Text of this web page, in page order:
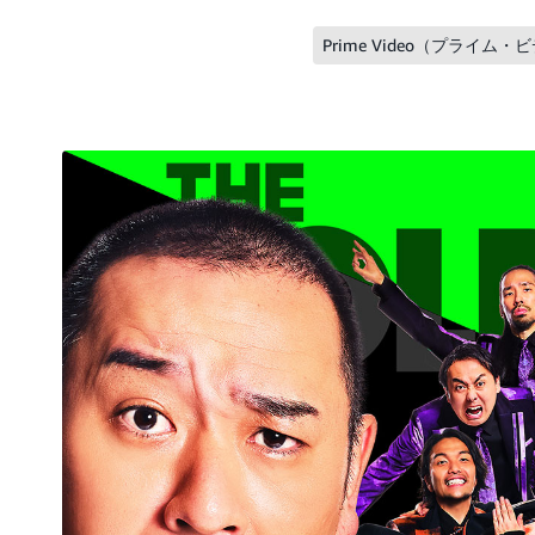
Prime Video（プライム・